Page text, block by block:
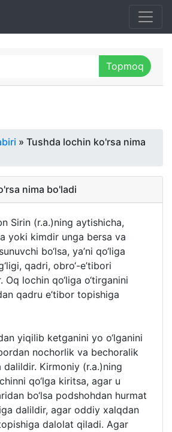
» Tushda lochin ko'rsa nima
nima bo'ladi
Sirin (r.a.)ning aytishicha,
yoki kimdir unga bersa va
bo‘lsa, ya’ni qo‘liga
qadri, obro‘-e’tibori
lochin qo‘liga o‘tirganini
qadru e’tibor topishiga
yiqilib ketganini yo o‘lganini
nochorlik va bechoralik
dalildir. Kirmoniy (r.a.)ning
qo‘lga kiritsa, agar u
bo‘lsa podshohdan hurmat
dalildir, agar oddiy xalqdan
dalolat qiladi. Agar